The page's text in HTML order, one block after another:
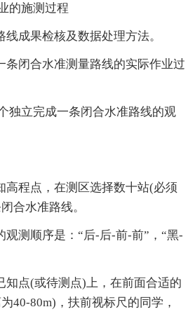
的施测过程
成果检核及数据处理方法。
闭合水准测量路线的实际作业过
立完成一条闭合水准路线的观
程点，在测区选择数十站(必须
合水准路线。
测顺序是：“后-后-前-前”，“黑-
点(或待测点)上，在前面合适的
40-80m)，扶前视标尺的同学，